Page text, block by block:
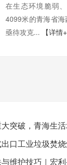
在生态环境脆弱
4099米的青海省
亟待攻克...
【详情+